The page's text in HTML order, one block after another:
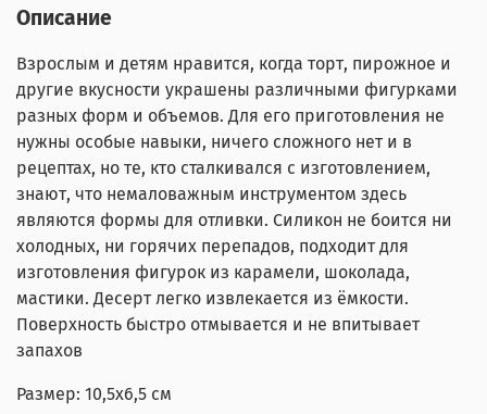
Описание
Взрослым и детям нравится, когда торт, пирожное и
другие вкусности украшены различными фигурками
разных форм и объемов. Для его приготовления не
нужны особые навыки, ничего сложного нет и в
рецептах, но те, кто сталкивался с изготовлением,
знают, что немаловажным инструментом здесь
являются формы для отливки. Силикон не боится ни
холодных, ни горячих перепадов, подходит для
изготовления фигурок из карамели, шоколада,
мастики. Десерт легко извлекается из ёмкости.
Поверхность быстро отмывается и не впитывает
запахов
Размер: 10,5x6,5 см